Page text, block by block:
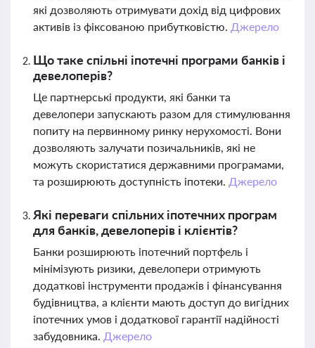
які дозволяють отримувати дохід від цифрових
активів із фіксованою прибутковістю. Джерело
Що таке спільні іпотечні програми банків і
девелоперів?
Це партнерські продукти, які банки та
девелопери запускають разом для стимулювання
попиту на первинному ринку нерухомості. Вони
дозволяють залучати позичальників, які не
можуть скористатися державними програмами,
та розширюють доступність іпотеки. Джерело
Які переваги спільних іпотечних програм
для банків, девелоперів і клієнтів?
Банки розширюють іпотечний портфель і
мінімізують ризики, девелопери отримують
додаткові інструменти продажів і фінансування
будівництва, а клієнти мають доступ до вигідних
іпотечних умов і додаткової гарантії надійності
забудовника. Джерело